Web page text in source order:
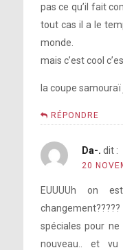
pas ce qu’il fait
tout cas il a le
monde.
mais c’est cool
la coupe
RÉPONDRE
Da-. dit :
20
EUUUUh on
spéciales pour
nouveau.. et